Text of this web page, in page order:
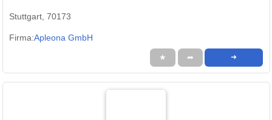
Stuttgart, 70173
Firma:Apleona GmbH
★ ➦ ➜